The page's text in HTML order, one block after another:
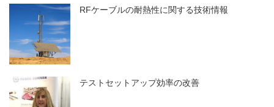
RFケーブルの耐熱性に関する技術情報
テストセットアップ効率の改善